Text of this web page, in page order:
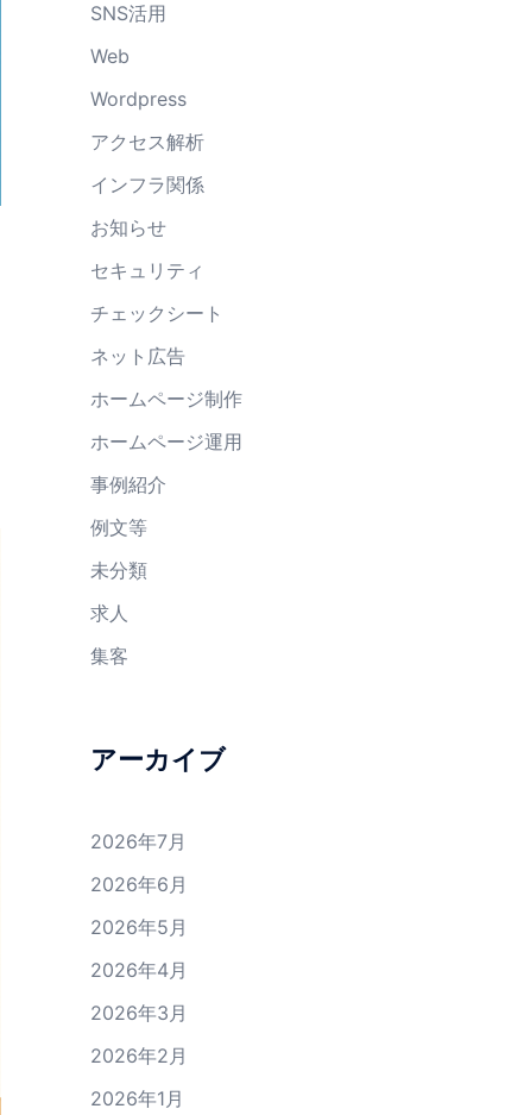
SNS活用
Web
Wordpress
アクセス解析
インフラ関係
お知らせ
セキュリティ
チェックシート
ネット広告
ホームページ制作
ホームページ運用
事例紹介
例文等
未分類
求人
集客
アーカイブ
2026年7月
2026年6月
2026年5月
2026年4月
2026年3月
2026年2月
2026年1月